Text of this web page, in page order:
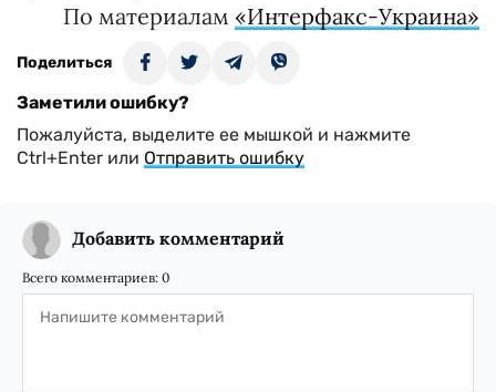
По материалам «Интерфакс-Украина»
Поделиться
Заметили ошибку?
Пожалуйста, выделите ее мышкой и нажмите
Ctrl+Enter или Отправить ошибку
Добавить комментарий
Всего комментариев: 0